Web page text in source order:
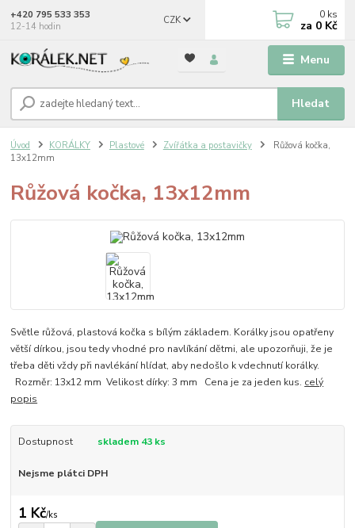
Menu
CZK
Hledat
+420 795 533 353
12-14 hodin
0 ks
za 0 Kč
Úvod KORÁLKY Plastové Zvířátka a postavičky
Růžová kočka,
13x12mm
Růžová kočka, 13x12mm
Světle růžová, plastová kočka s bílým základem. Korálky jsou opatřeny
větší dírkou, jsou tedy vhodné pro navlíkání dětmi, ale upozorňuji, že je
třeba děti vždy při navlékání hlídat, aby nedošlo k vdechnutí korálky.
Rozměr: 13x12 mm Velikost dírky: 3 mm Cena je za jeden kus. celý
popis
Dostupnost skladem 43 ks
Nejsme plátci DPH
1 Kč/ks